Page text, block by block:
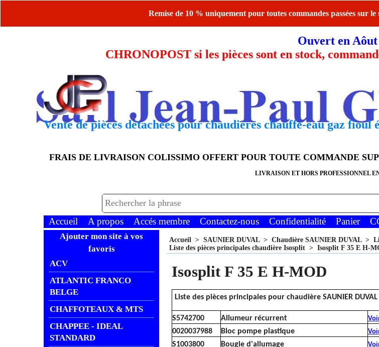
Remise de 10 % uniquement pour toutes commandes passées sur
Ouvert en Aôut
CHRONOPOST si les pièces sont en stock,
Vente de pièces détachées pour chaudières chauffe-eau gaz fioul
FRAIS DE LIVRAISON COLISSIMO OFFERT POUR TOUTE COMMANDE
LIVRAISON ET HORS PROFESSIONNEL
Accueil A propos Accés membre Contactez-nous Confidentialité Panier
Ajouter mon site à vos
favoris
ACV
ATLANTIC FRANCO
BELGE
CHAFFOTEAUX & MTS
CHAPPEE - IDEAL
STANDARD
Accueil > SAUNIER DUVAL> Chaudière SAUNIER DUVAL>
Liste des pièces principales chaudière Isosplit > Isosplit F 35 E H-
Isosplit F 35 E H-MOD
Liste des pièces principales pour chaudière SAUNIER
S5742700 Allumeur récurrent
0020037988 Bloc pompe plastique
S1003800 Bougie d'allumage